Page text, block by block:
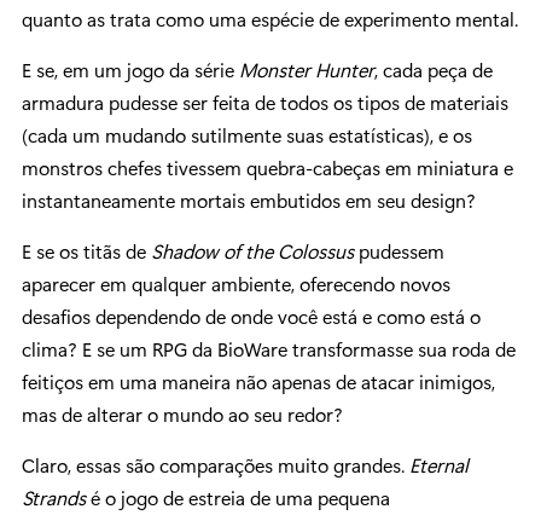
quanto as trata como uma espécie de experimento mental.
E se, em um jogo da série Monster Hunter, cada peça de
armadura pudesse ser feita de todos os tipos de materiais
(cada um mudando sutilmente suas estatísticas), e os
monstros chefes tivessem quebra-cabeças em miniatura e
instantaneamente mortais embutidos em seu design?
E se os titãs de Shadow of the Colossuspudessem
aparecer em qualquer ambiente, oferecendo novos
desafios dependendo de onde você está e como está o
clima? E se um RPG da BioWare transformasse sua roda de
feitiços em uma maneira não apenas de atacar inimigos,
mas de alterar o mundo ao seu redor?
Claro, essas são comparações muito grandes. Eternal
Strandsé o jogo de estreia de uma pequena